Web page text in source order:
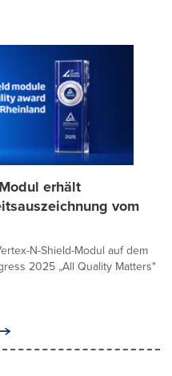
erhält
vom
N-Shield-Modul auf dem
2025 „All Quality Matters"